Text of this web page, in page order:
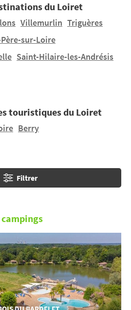
de Sully-sur-Loire
profitez de
jardin de la France.
trouve directement àBatilly-
CampingFrance.com vous
campings à proximité de
à
camping à Briare à 12,29 km
du Loiret
Villemurlin Triguères
sur-Loire
Saint-Hilaire-les-Andrésis
touristiques du Loiret
Berry
Filtrer